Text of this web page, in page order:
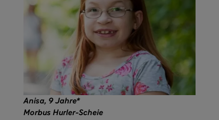
Anisa, 9 Jahre*
Morbus Hurler-Scheie